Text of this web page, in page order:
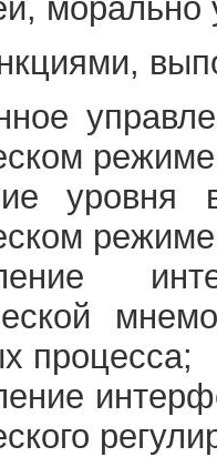
морально
уровня
процесса;